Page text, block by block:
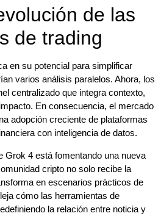
de las
de trading
en su potencial para simplificar
varios análisis paralelos. Ahora, los
centralizado que integra contexto,
En consecuencia, el mercado
adopción creciente de plataformas
con inteligencia de datos.
Grok 4 está fomentando una nueva
cripto no solo recibe la
en escenarios prácticos de
cómo las herramientas de
la relación entre noticia y